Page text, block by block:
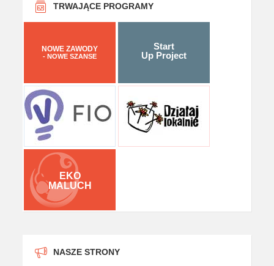
TRWAJĄCE PROGRAMY
NOWE ZAWODY
- NOWE SZANSE
Start
Up Project
EKO
MALUCH
NASZE STRONY